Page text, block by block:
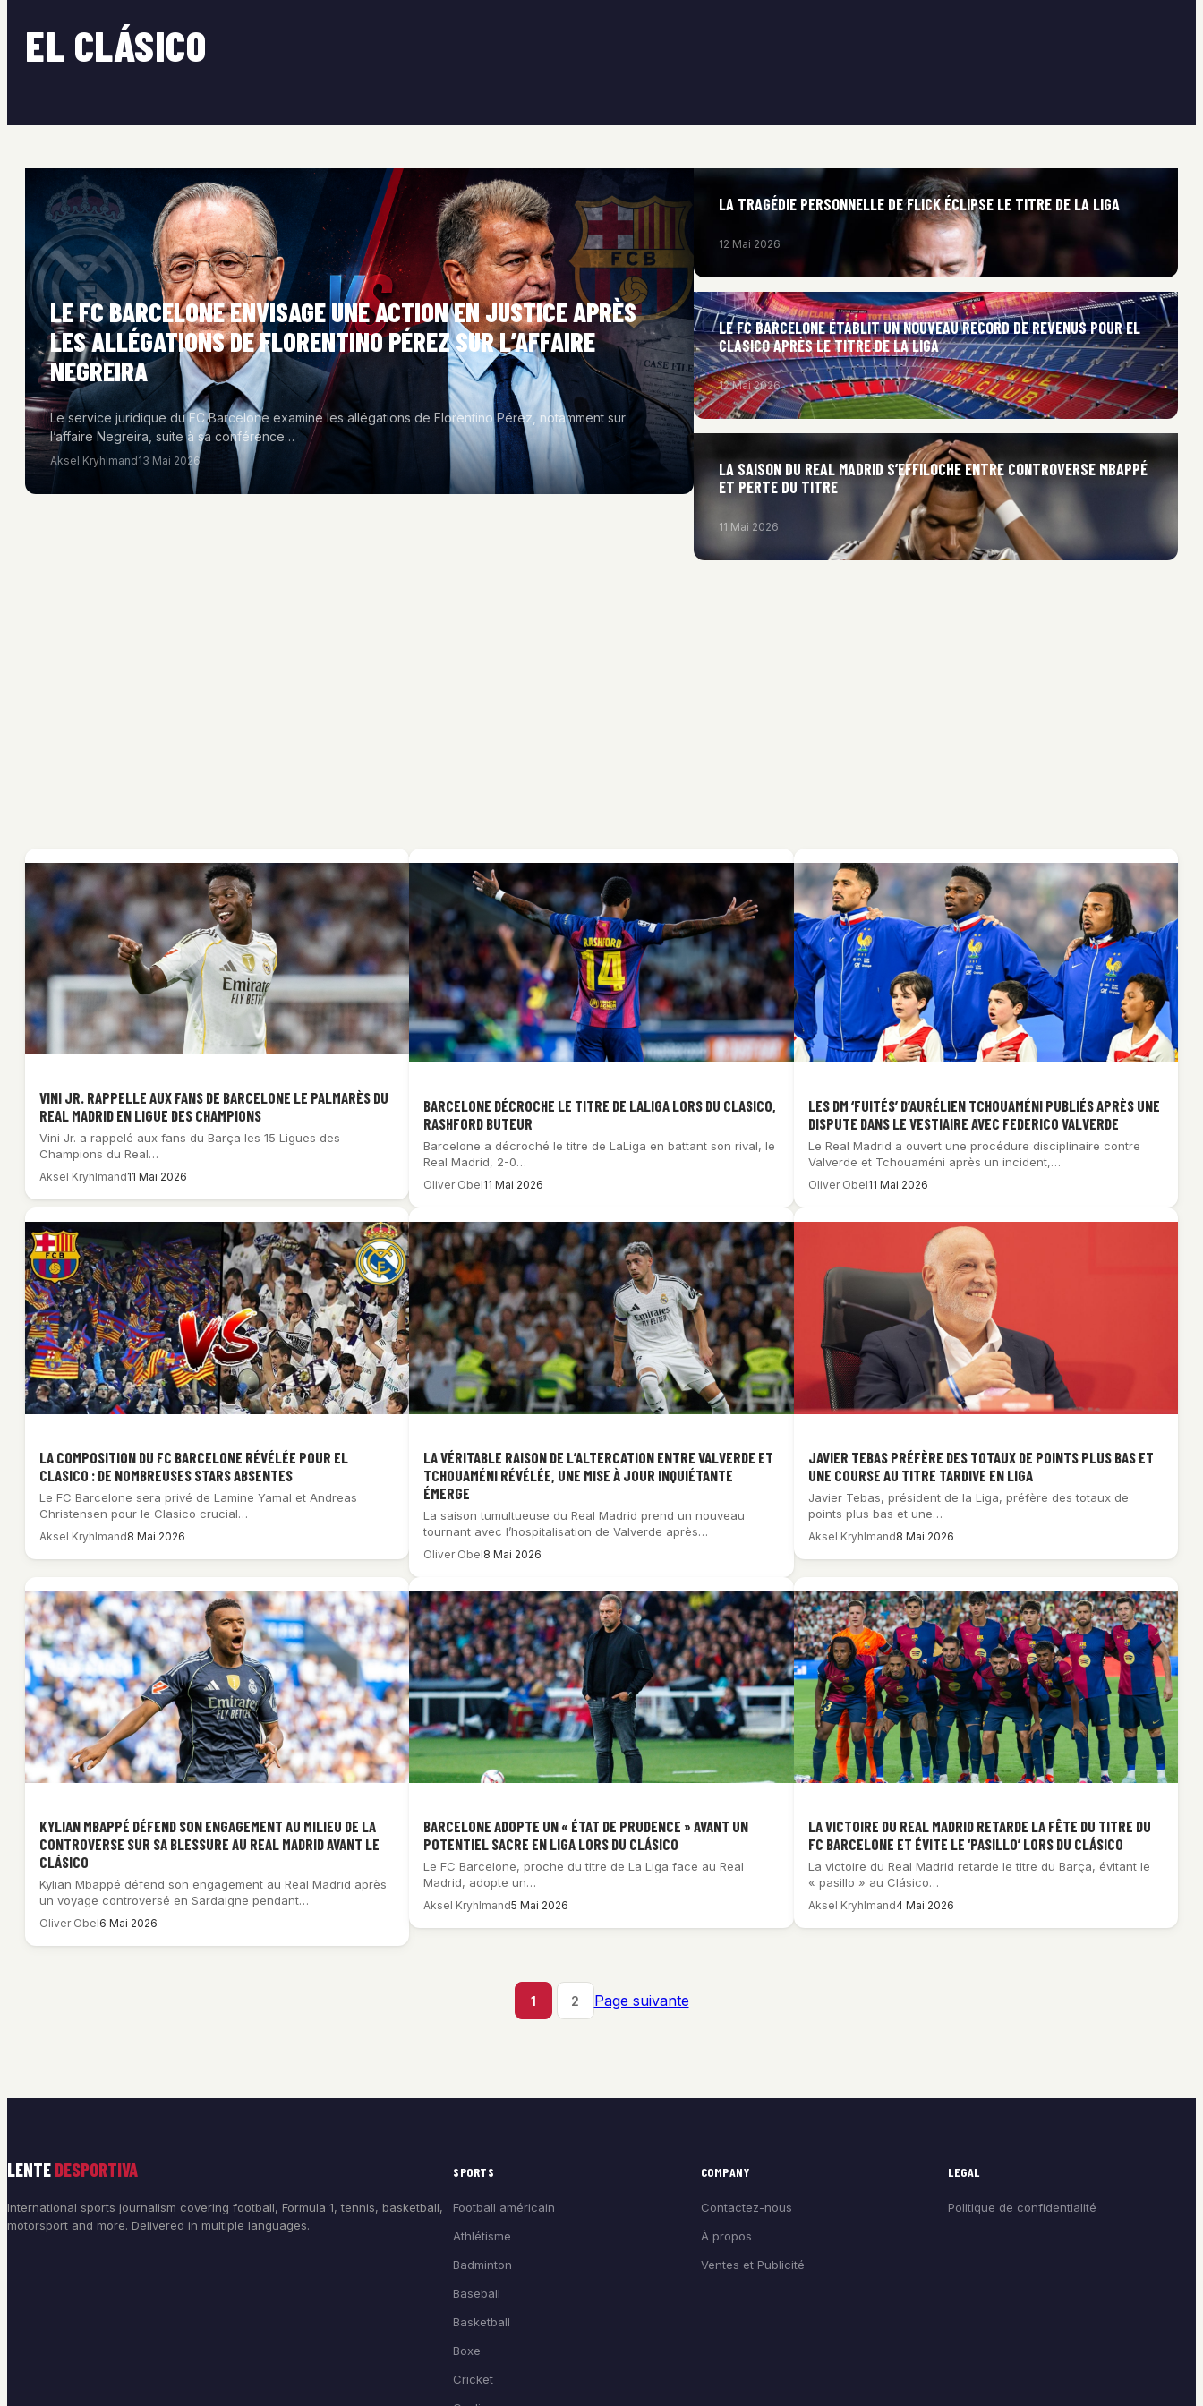
EL CLÁSICO
LE FC BARCELONE ENVISAGE UNE ACTION EN JUSTICE APRÈS
LES ALLÉGATIONS DE FLORENTINO PÉREZ SUR L’AFFAIRE
NEGREIRA
Le service juridique du FC Barcelone examine les allégations de Florentino Pérez, notamment sur
l’affaire Negreira, suite à sa conférence…
Aksel Kryhlmand13 Mai 2026
LA TRAGÉDIE PERSONNELLE DE FLICK ÉCLIPSE LE TITRE DE LA LIGA
12 Mai 2026
LE FC BARCELONE ÉTABLIT UN NOUVEAU RECORD DE REVENUS POUR EL
CLASICO APRÈS LE TITRE DE LA LIGA
12 Mai 2026
LA SAISON DU REAL MADRID S’EFFILOCHE ENTRE CONTROVERSE MBAPPÉ
ET PERTE DU TITRE
11 Mai 2026
VINI JR. RAPPELLE AUX FANS DE BARCELONE LE PALMARÈS DU
REAL MADRID EN LIGUE DES CHAMPIONS
Vini Jr. a rappelé aux fans du Barça les 15 Ligues des
Champions du Real…
Aksel Kryhlmand11 Mai 2026
BARCELONE DÉCROCHE LE TITRE DE LALIGA LORS DU CLASICO,
RASHFORD BUTEUR
Barcelone a décroché le titre de LaLiga en battant son rival, le
Real Madrid, 2-0…
Oliver Obel11 Mai 2026
LES DM ‘FUITÉS’ D’AURÉLIEN TCHOUAMÉNI PUBLIÉS APRÈS UNE
DISPUTE DANS LE VESTIAIRE AVEC FEDERICO VALVERDE
Le Real Madrid a ouvert une procédure disciplinaire contre
Valverde et Tchouaméni après un incident,…
Oliver Obel11 Mai 2026
LA COMPOSITION DU FC BARCELONE RÉVÉLÉE POUR EL
CLASICO : DE NOMBREUSES STARS ABSENTES
Le FC Barcelone sera privé de Lamine Yamal et Andreas
Christensen pour le Clasico crucial…
Aksel Kryhlmand8 Mai 2026
LA VÉRITABLE RAISON DE L’ALTERCATION ENTRE VALVERDE ET
TCHOUAMÉNI RÉVÉLÉE, UNE MISE À JOUR INQUIÉTANTE
ÉMERGE
La saison tumultueuse du Real Madrid prend un nouveau
tournant avec l’hospitalisation de Valverde après…
Oliver Obel8 Mai 2026
JAVIER TEBAS PRÉFÈRE DES TOTAUX DE POINTS PLUS BAS ET
UNE COURSE AU TITRE TARDIVE EN LIGA
Javier Tebas, président de la Liga, préfère des totaux de
points plus bas et une…
Aksel Kryhlmand8 Mai 2026
KYLIAN MBAPPÉ DÉFEND SON ENGAGEMENT AU MILIEU DE LA
CONTROVERSE SUR SA BLESSURE AU REAL MADRID AVANT LE
CLÁSICO
Kylian Mbappé défend son engagement au Real Madrid après
un voyage controversé en Sardaigne pendant…
Oliver Obel6 Mai 2026
BARCELONE ADOPTE UN « ÉTAT DE PRUDENCE » AVANT UN
POTENTIEL SACRE EN LIGA LORS DU CLÁSICO
Le FC Barcelone, proche du titre de La Liga face au Real
Madrid, adopte un…
Aksel Kryhlmand5 Mai 2026
LA VICTOIRE DU REAL MADRID RETARDE LA FÊTE DU TITRE DU
FC BARCELONE ET ÉVITE LE ‘PASILLO’ LORS DU CLÁSICO
La victoire du Real Madrid retarde le titre du Barça, évitant le
« pasillo » au Clásico…
Aksel Kryhlmand4 Mai 2026
1 2 Page suivante
LENTE DESPORTIVA
International sports journalism covering football, Formula 1, tennis, basketball,
motorsport and more. Delivered in multiple languages.
SPORTS
Football américain
Athlétisme
Badminton
Baseball
Basketball
Boxe
Cricket
COMPANY
Contactez-nous
À propos
Ventes et Publicité
LEGAL
Politique de confidentialité